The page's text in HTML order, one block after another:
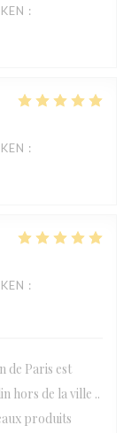
:
:
:
de Paris est
hors de la ville ..
produits